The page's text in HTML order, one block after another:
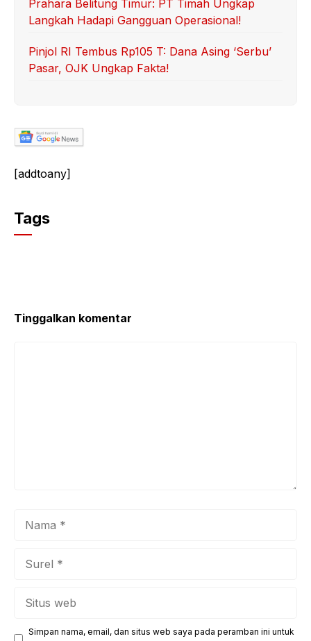
Prahara Belitung Timur: PT Timah Ungkap
Langkah Hadapi Gangguan Operasional!
Pinjol RI Tembus Rp105 T: Dana Asing ‘Serbu’
Pasar, OJK Ungkap Fakta!
[addtoany]
Tags
Tinggalkan komentar
Simpan nama, email, dan situs web saya pada peramban ini untuk